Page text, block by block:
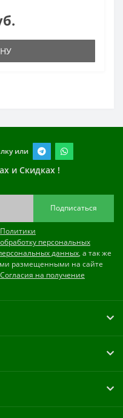
или
и Скидках !
Подписаться
Политики
персональных
данных, а так же
размещенными на сайте
Согласия на получение